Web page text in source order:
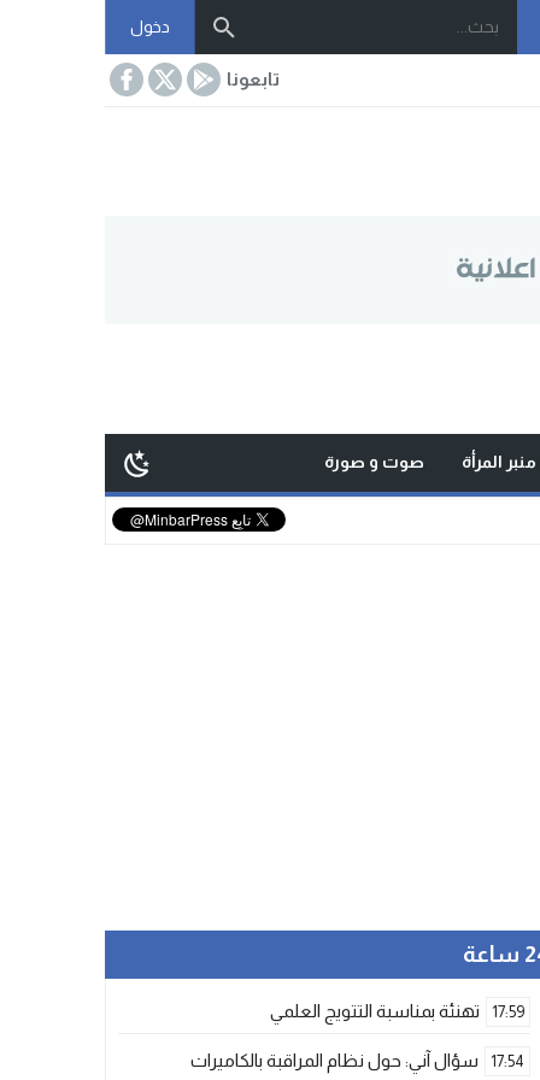
دخول
تابعونا
منبر المرأة صوت و صورة
17:59 تهنئة بمناسبة التتويج العلمي
17:54 سؤال آني: حول نظام المراقبة بالكاميرات